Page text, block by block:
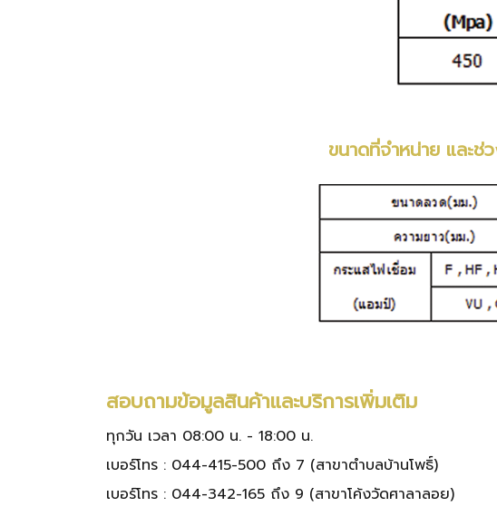
ขนาดที่จำหน่าย และช่
สอบถามข้อมูลสินค้าและบริการเพิ่มเติม
ทุกวัน เวลา 08:00 น. - 18:00 น.
เบอร์โทร : 044-415-500 ถึง 7 (สาขาตำบลบ้านโพธิ์)
เบอร์โทร : 044-342-165 ถึง 9 (สาขาโค้งวัดศาลาลอย)